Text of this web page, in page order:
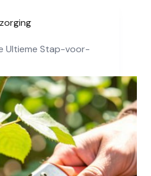
Ultieme Stap-voor-